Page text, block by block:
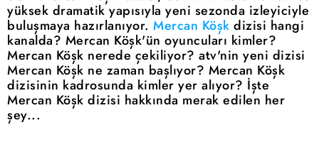
yüksek dramatik yapısıyla yeni sezonda izleyiciyle
buluşmaya hazırlanıyor. Mercan Köşk dizisi hangi
kanalda? Mercan Köşk'ün oyuncuları kimler?
Mercan Köşk nerede çekiliyor? atv'nin yeni dizisi
Mercan Köşk ne zaman başlıyor? Mercan Köşk
dizisinin kadrosunda kimler yer alıyor? İşte
Mercan Köşk dizisi hakkında merak edilen her
şey...